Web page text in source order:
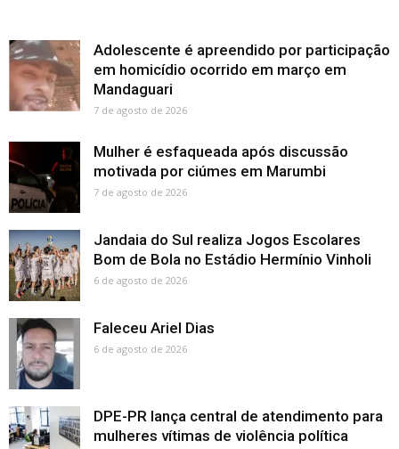
Adolescente é apreendido por participação
em homicídio ocorrido em março em
Mandaguari
7 de agosto de 2026
Mulher é esfaqueada após discussão
motivada por ciúmes em Marumbi
7 de agosto de 2026
Jandaia do Sul realiza Jogos Escolares
Bom de Bola no Estádio Hermínio Vinholi
6 de agosto de 2026
Faleceu Ariel Dias
6 de agosto de 2026
DPE-PR lança central de atendimento para
mulheres vítimas de violência política